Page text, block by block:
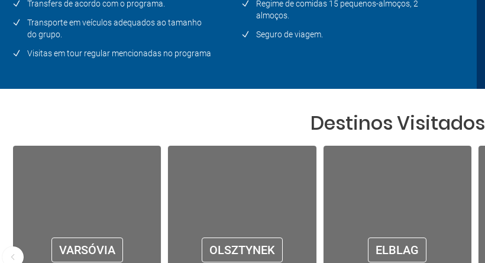
Dia 14
Vilnius – Grutas Park – Augustow
Transfers de acordo com o programa.
Transporte em veículos adequados ao tamanho
do grupo.
Visitas em tour regular mencionadas no programa
Regime de comidas 15 pequenos-almoços, 2
almoços.
Seguro de viagem.
Destinos Visitados
VARSÓVIA OLSZTYNEK ELBLAG